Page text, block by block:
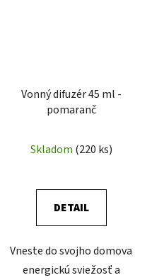
Vonný difuzér 45 ml -
pomaranč
Skladom (220 ks)
DETAIL
Vneste do svojho domova
energickú sviežosť a